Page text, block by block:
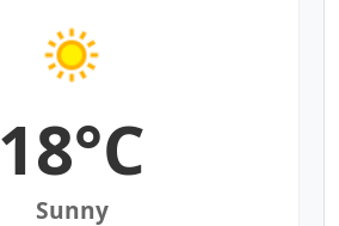
18°C
Sunny